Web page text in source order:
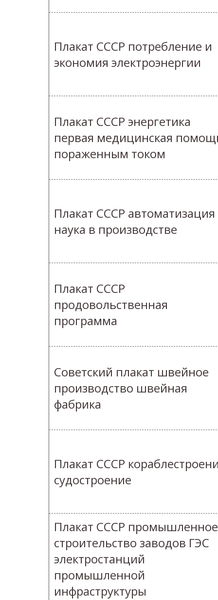
Плакат СССР потребление и
экономия электроэнергии
Плакат СССР энергетика
первая медицинская
пораженным током
Плакат СССР
наука в производстве
Плакат СССР
продовольственная
программа
Советский плакат швейное
производство швейная
фабрика
Плакат СССР
судостроение
Плакат СССР промышленное
строительство заводов ГЭС
электростанций
промышленной
инфраструктуры